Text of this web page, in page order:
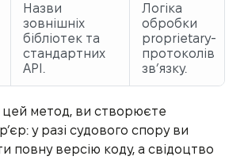
Назви
зовнішніх
бібліотек та
стандартних
API.
Логіка
обробки
proprietary-
протоколів
зв’язку.
метод, ви створюєте
у разі судового спору ви
повну версію коду, а свідоцтво